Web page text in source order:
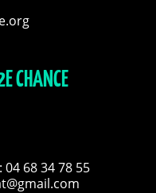
CHANCE
04 68 34 78 55